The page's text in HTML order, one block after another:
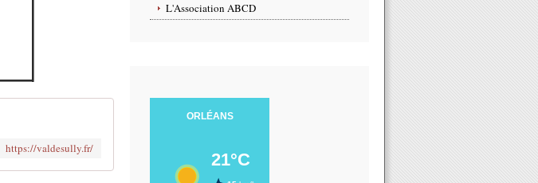
https://valdesully.fr/
L'Association ABCD